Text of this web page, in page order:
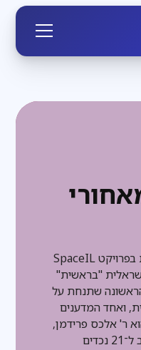
ביום שישי בבוקר הודיעו השותפות בפרויקט SpaceIL
"בראשית"
שתנחת על
ואחד המדענים
ר' אלכס פרידמן,